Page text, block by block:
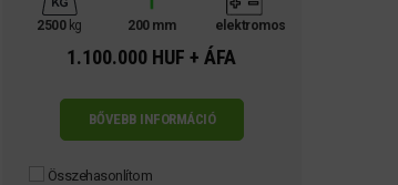
2500kg 200 mm elektromos
1.100.000 HUF + ÁFA
BŐVEBB INFORMÁCIÓ
Összehasonlítom